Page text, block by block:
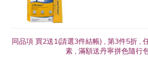
同品項 買2送1(請選3件結帳) , 第3件5折 ,
素 , 滿額送丹寧拼色隨行